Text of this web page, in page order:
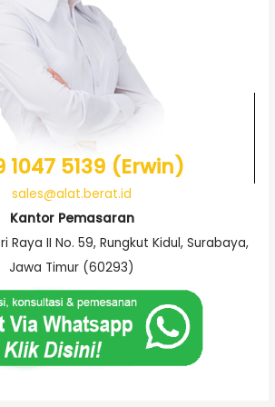
1047 5139 (Erwin)
sales@alat.berat.id
Kantor Pemasaran
Raya II No. 59, Rungkut Kidul, Surabaya,
Jawa Timur (60293)